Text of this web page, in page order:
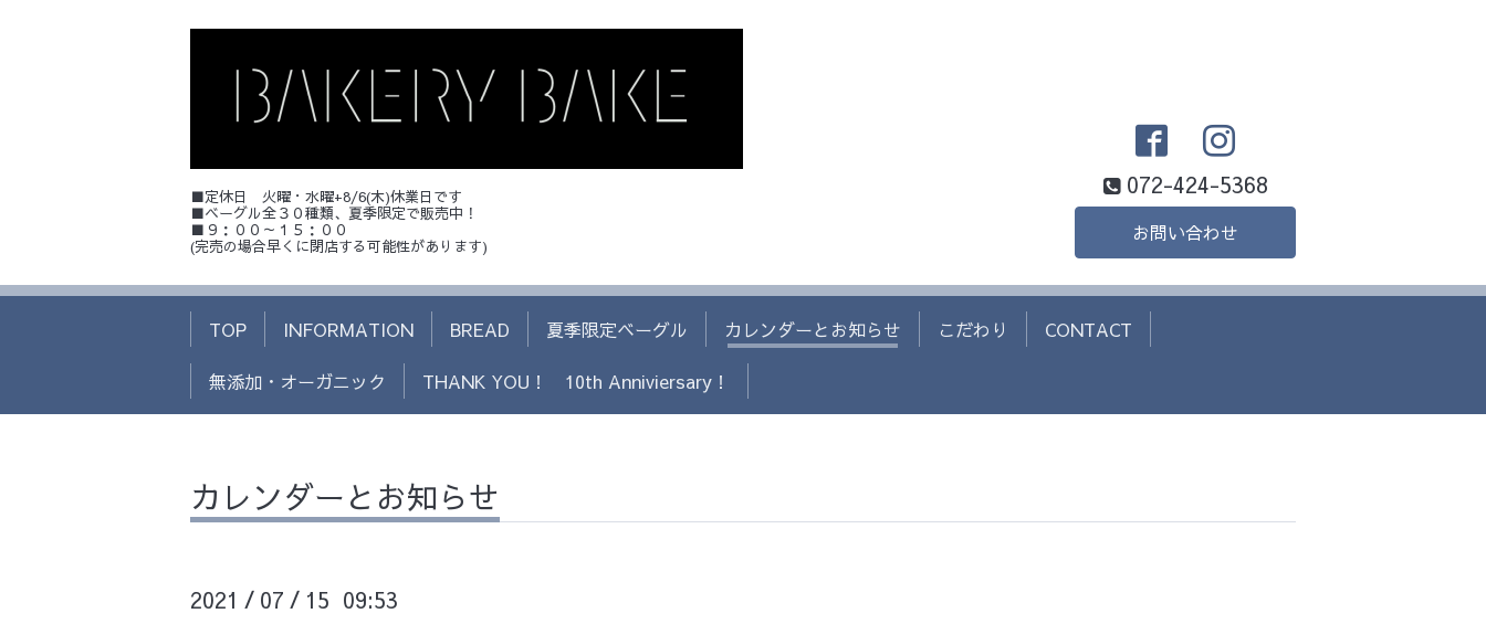
■定休日 火曜・水曜+8/6(木)休業日です
■ベーグル全３０種類、夏季限定で販売中！
■９：００～１５：００
(完売の場合早くに閉店する可能性があります)
072-424-5368
お問い合わせ
TOP INFORMATION BREAD 夏季限定ベーグル カレンダーとお知らせ こだわり CONTACT
無添加・オーガニック THANK YOU！ 10th Anniviersary！
カレンダーとお知らせ
2021 / 07 / 15 09:53